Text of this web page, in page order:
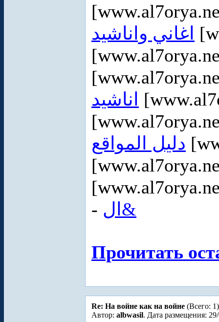
اغاني واناشيد
اناشيد
دليل المواقع
-
ال&
Прочитать
Re: На войне как на войне (Всего: 1)
Автор: albwasil. Дата размещения: